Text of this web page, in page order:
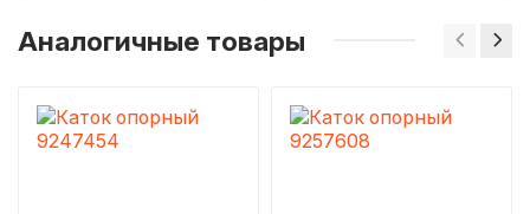
Аналогичные товары